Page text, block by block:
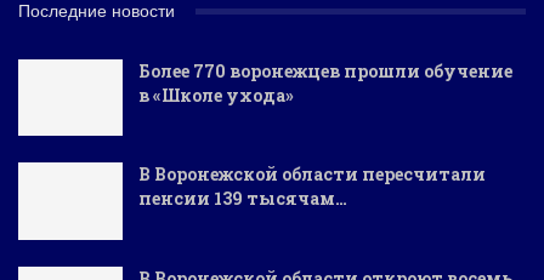
Последние новости
Более 770 воронежцев прошли обучение
в «Школе ухода»
В Воронежской области пересчитали
пенсии 139 тысячам…